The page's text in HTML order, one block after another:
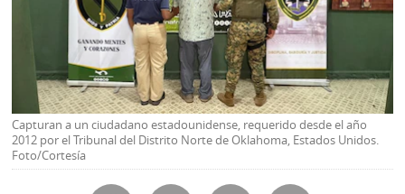
Buscador
Comunicados
Catálogos
Contenido
de
marcas
RSS
Temas
Autores
Capturan a un ciudadano estadounidense, requerido desde el año
2012 por el Tribunal del Distrito Norte de Oklahoma, Estados Unidos.
Foto/Cortesía